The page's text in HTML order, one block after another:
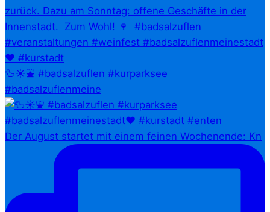
🦆☀️⛲ #badsalzuflen #kurparksee
#badsalzuflenmeine
Der August startet mit einem feinen Wochenende: Kn